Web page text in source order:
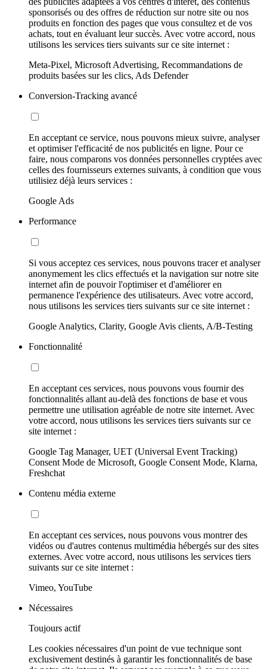
sponsorisés ou des offres de réduction sur notre site ou nos
produits en fonction des pages que vous consultez et de vos
achats, tout en évaluant leur succès. Avec votre accord, nous
utilisons les services tiers suivants sur ce site internet :
Meta-Pixel, Microsoft Advertising, Recommandations de
produits basées sur les clics, Ads Defender
Conversion-Tracking avancé
En acceptant ce service, nous pouvons mieux suivre, analyser
et optimiser l'efficacité de nos publicités en ligne. Pour ce
faire, nous comparons vos données personnelles cryptées avec
celles des fournisseurs externes suivants, à condition que vous
utilisiez déjà leurs services :
Google Ads
Performance
Si vous acceptez ces services, nous pouvons tracer et analyser
anonymement les clics effectués et la navigation sur notre site
internet afin de pouvoir l'optimiser et d'améliorer en
permanence l'expérience des utilisateurs. Avec votre accord,
nous utilisons les services tiers suivants sur ce site internet :
Google Analytics, Clarity, Google Avis clients, A/B-Testing
Fonctionnalité
En acceptant ces services, nous pouvons vous fournir des
fonctionnalités allant au-delà des fonctions de base et vous
permettre une utilisation agréable de notre site internet. Avec
votre accord, nous utilisons les services tiers suivants sur ce
site internet :
Google Tag Manager, UET (Universal Event Tracking)
Consent Mode de Microsoft, Google Consent Mode, Klarna,
Freshchat
Contenu média externe
En acceptant ces services, nous pouvons vous montrer des
vidéos ou d'autres contenus multimédia hébergés sur des sites
externes. Avec votre accord, nous utilisons les services tiers
suivants sur ce site internet :
Vimeo, YouTube
Nécessaires
Toujours actif
Les cookies nécessaires d'un point de vue technique sont
exclusivement destinés à garantir les fonctionnalités de base